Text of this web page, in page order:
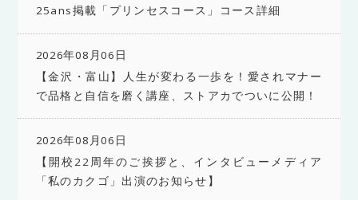
25ans掲載「プリンセスコース」コース詳細
2026年08月06日
【金沢・富山】人生が変わる一歩を！愛されマナー
で品格と自信を磨く講座、ストアカでついに公開！
2026年08月06日
【開校22周年のご挨拶と、インタビューメディア
「私のカクゴ」出演のお知らせ】